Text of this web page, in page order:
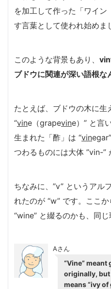
を加工して作った「ワイ
す言葉として使われ始めま
このような背景もあり、
ブドウに関連が深い語根な
たとえば、ブドウの木に生
“vine（grapevine）” と言
生まれた「酢」は “vin
つわるものには大体 ”vin-”
ちなみに、”v” というアル
れたのが “w” です。ここ
“wine” と綴るのかも、同
Aさん
“Vine” meant
originally,
means “ivy of